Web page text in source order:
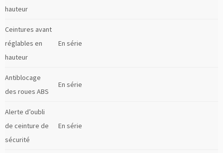
hauteur
Ceintures avant
réglables en
hauteur
En série
Antiblocage
des roues ABS
En série
Alerte d’oubli
de ceinture de
sécurité
En série